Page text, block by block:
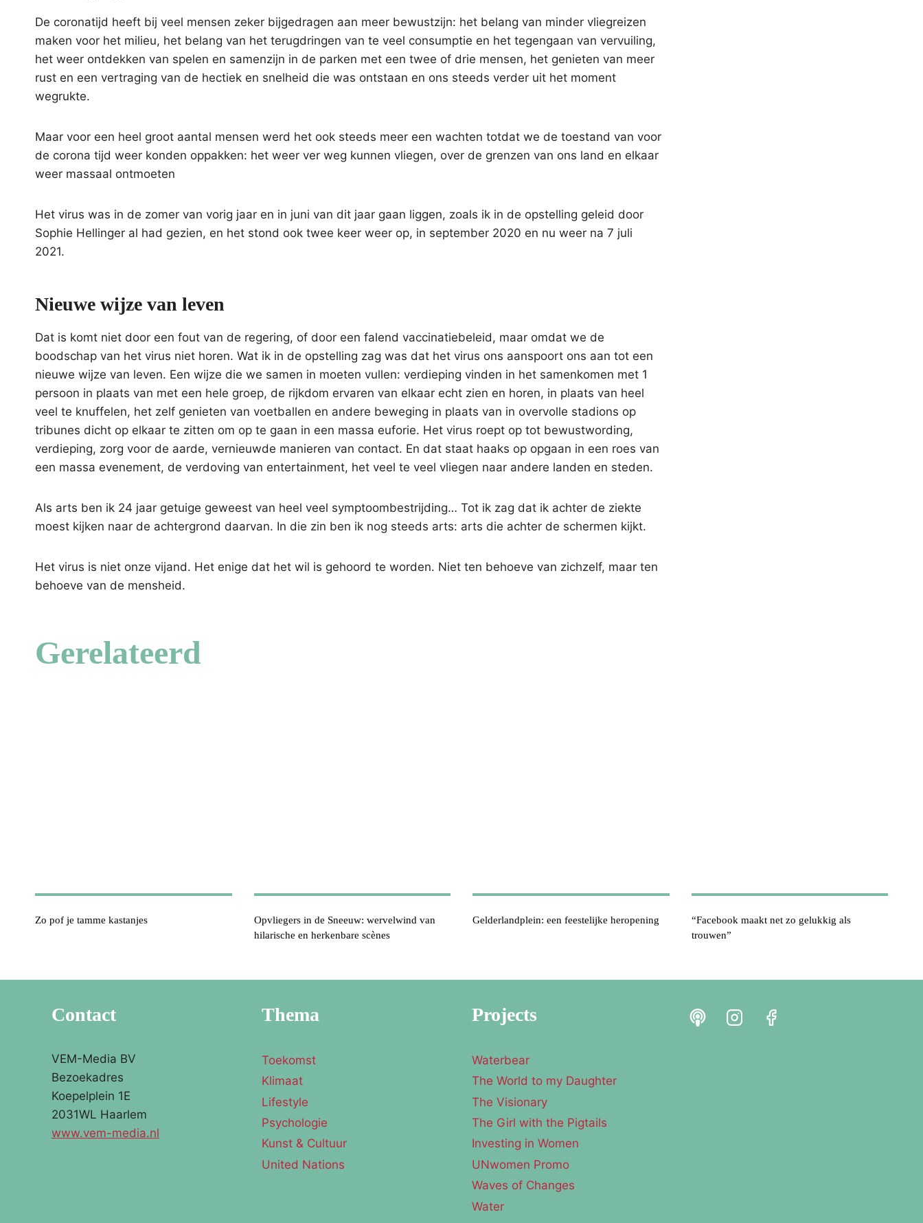
De coronatijd heeft bij veel mensen zeker bijgedragen aan meer bewustzijn: het belang van minder vliegreizen
maken voor het milieu, het belang van het terugdringen van te veel consumptie en het tegengaan van vervuiling,
het weer ontdekken van spelen en samenzijn in de parken met een twee of drie mensen, het genieten van meer
rust en een vertraging van de hectiek en snelheid die was ontstaan en ons steeds verder uit het moment
wegrukte.
Maar voor een heel groot aantal mensen werd het ook steeds meer een wachten totdat we de toestand van voor
de corona tijd weer konden oppakken: het weer ver weg kunnen vliegen, over de grenzen van ons land en elkaar
weer massaal ontmoeten
Het virus was in de zomer van vorig jaar en in juni van dit jaar gaan liggen, zoals ik in de opstelling geleid door
Sophie Hellinger al had gezien, en het stond ook twee keer weer op, in september 2020 en nu weer na 7 juli
2021.
Nieuwe wijze van leven
Dat is komt niet door een fout van de regering, of door een falend vaccinatiebeleid, maar omdat we de
boodschap van het virus niet horen. Wat ik in de opstelling zag was dat het virus ons aanspoort ons aan tot een
nieuwe wijze van leven. Een wijze die we samen in moeten vullen: verdieping vinden in het samenkomen met 1
persoon in plaats van met een hele groep, de rijkdom ervaren van elkaar echt zien en horen, in plaats van heel
veel te knuffelen, het zelf genieten van voetballen en andere beweging in plaats van in overvolle stadions op
tribunes dicht op elkaar te zitten om op te gaan in een massa euforie. Het virus roept op tot bewustwording,
verdieping, zorg voor de aarde, vernieuwde manieren van contact. En dat staat haaks op opgaan in een roes van
een massa evenement, de verdoving van entertainment, het veel te veel vliegen naar andere landen en steden.
Als arts ben ik 24 jaar getuige geweest van heel veel symptoombestrijding… Tot ik zag dat ik achter de ziekte
moest kijken naar de achtergrond daarvan. In die zin ben ik nog steeds arts: arts die achter de schermen kijkt.
Het virus is niet onze vijand. Het enige dat het wil is gehoord te worden. Niet ten behoeve van zichzelf, maar ten
behoeve van de mensheid.
Gerelateerd
Zo pof je tamme kastanjes
Opvliegers in de Sneeuw: wervelwind van
hilarische en herkenbare scènes
Gelderlandplein: een feestelijke heropening
“Facebook maakt net zo gelukkig als
trouwen”
Contact
VEM-Media BV
Bezoekadres
Koepelplein 1E
2031WL Haarlem
www.vem-media.nl
Thema
Toekomst
Klimaat
Lifestyle
Psychologie
Kunst & Cultuur
United Nations
Projects
Waterbear
The World to my Daughter
The Visionary
The Girl with the Pigtails
Investing in Women
UNwomen Promo
Waves of Changes
Water